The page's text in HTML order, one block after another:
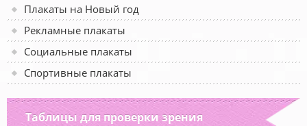
Плакаты на Новый год
Рекламные плакаты
Социальные плакаты
Спортивные плакаты
Таблицы для проверки зрения